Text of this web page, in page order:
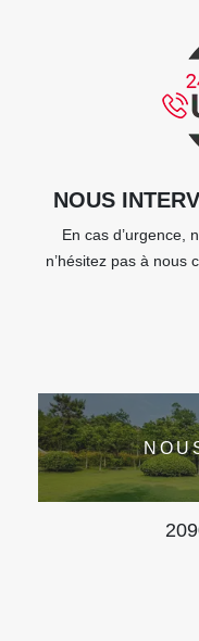
NOUS
En cas d’urgence,
n’hésitez pas à nous